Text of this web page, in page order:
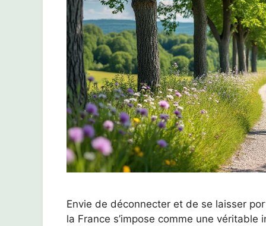
Envie de déconnecter et de se laisser
la France s’impose comme une